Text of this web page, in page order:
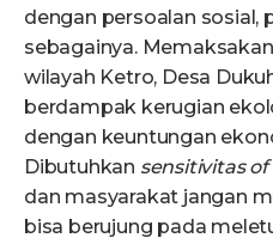
dengan persoalan sosial,
sebagainya.
wilayah Ketro, Desa
berdampak kerugian
dengan keuntungan
Dibutuhkan sensitivitas
dan masyarakat jangan
bisa berujung pada